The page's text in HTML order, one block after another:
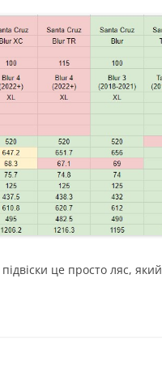
підвіски це просто ляс,